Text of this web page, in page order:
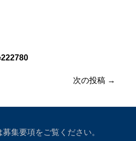
次の投稿 →
集要項をご覧ください。